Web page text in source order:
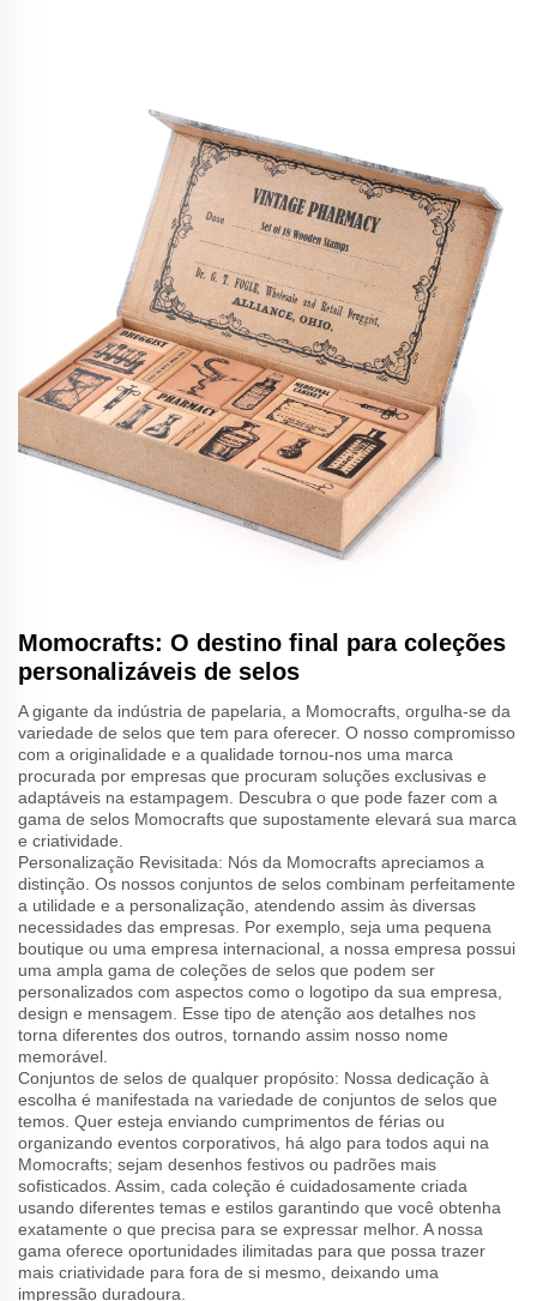
Momocrafts: O destino final para coleções
personalizáveis de selos
A gigante da indústria de papelaria, a Momocrafts, orgulha-se da
variedade de selos que tem para oferecer. O nosso compromisso
com a originalidade e a qualidade tornou-nos uma marca
procurada por empresas que procuram soluções exclusivas e
adaptáveis na estampagem. Descubra o que pode fazer com a
gama de selos Momocrafts que supostamente elevará sua marca
e criatividade.
Personalização Revisitada: Nós da Momocrafts apreciamos a
distinção. Os nossos conjuntos de selos combinam perfeitamente
a utilidade e a personalização, atendendo assim às diversas
necessidades das empresas. Por exemplo, seja uma pequena
boutique ou uma empresa internacional, a nossa empresa possui
uma ampla gama de coleções de selos que podem ser
personalizados com aspectos como o logotipo da sua empresa,
design e mensagem. Esse tipo de atenção aos detalhes nos
torna diferentes dos outros, tornando assim nosso nome
memorável.
Conjuntos de selos de qualquer propósito: Nossa dedicação à
escolha é manifestada na variedade de conjuntos de selos que
temos. Quer esteja enviando cumprimentos de férias ou
organizando eventos corporativos, há algo para todos aqui na
Momocrafts; sejam desenhos festivos ou padrões mais
sofisticados. Assim, cada coleção é cuidadosamente criada
usando diferentes temas e estilos garantindo que você obtenha
exatamente o que precisa para se expressar melhor. A nossa
gama oferece oportunidades ilimitadas para que possa trazer
mais criatividade para fora de si mesmo, deixando uma
impressão duradoura.